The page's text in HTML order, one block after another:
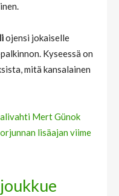
ojensi jokaiselle
Kyseessä on
mitä kansalainen
Mert Günok
lisäajan viime